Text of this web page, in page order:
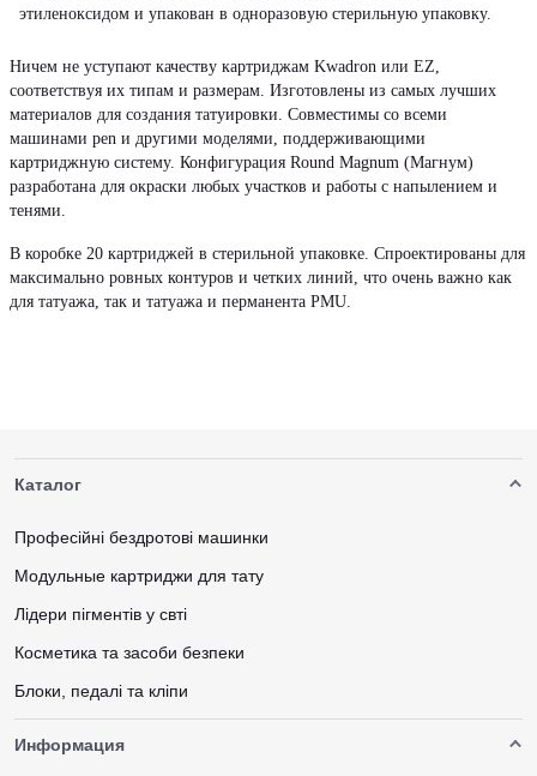
этиленоксидом и упакован в одноразовую стерильную упаковку.
Ничем не уступают качеству картриджам Kwadron или EZ,
соответствуя их типам и размерам. Изготовлены из самых лучших
материалов для создания татуировки. Совместимы со всеми
машинами pen и другими моделями, поддерживающими
картриджную систему. Конфигурация Round Magnum (Магнум)
разработана для окраски любых участков и работы с напылением и
тенями.
В коробке 20 картриджей в стерильной упаковке. Спроектированы для
максимально ровных контуров и четких линий, что очень важно как
для татуажа, так и татуажа и перманента PMU.
Каталог
Професійні бездротові машинки
Модульные картриджи для тату
Лідери пігментів у свті
Косметика та засоби безпеки
Блоки, педалі та кліпи
Информация